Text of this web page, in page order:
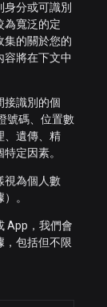
身分或可識別
為寬泛的定
集的關於您的
容將在下文中
接識別的個
號碼、位置數
、遺傳、精
定因素。
視為個人數
。
App，我們會
，包括但不限